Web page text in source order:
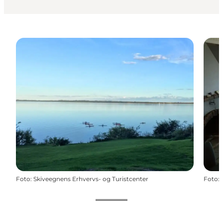
Foto: Skiveegnens Erhvervs- og Turistcenter Foto: